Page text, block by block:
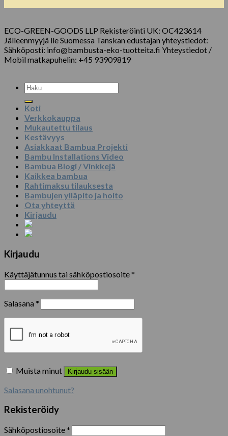
ECO-GREEN-GOODS LLP Rekisteröinti UK: OC423614
Jälleenmyyjä lle Suomessa Tanskan edustajan yhteystiedot:
Sähköposti: info@bambusta-eko-tuotteita.fi Yhteystiedot /
Mobil matkapuhelin: +45 93909819
Etsi:
Koti
Verkkokauppa
Mukautettu tilaus
Kestävyys
Asiakkaat Bambua Projekti
Bambu Installations Video
Bambua Blogi / Vinkkejä
Kaikkea bambua
Rahtimaksu tilauksesta
Bambujen ylläpito ja hoito
Ota yhteyttä
Kirjaudu
Kirjaudu
Käyttäjätunnus tai sähköpostiosoite*
Salasana *
Muista minut Kirjaudu sisään
Salasana unohtunut?
Rekisteröidy
Sähköpostiosoite*